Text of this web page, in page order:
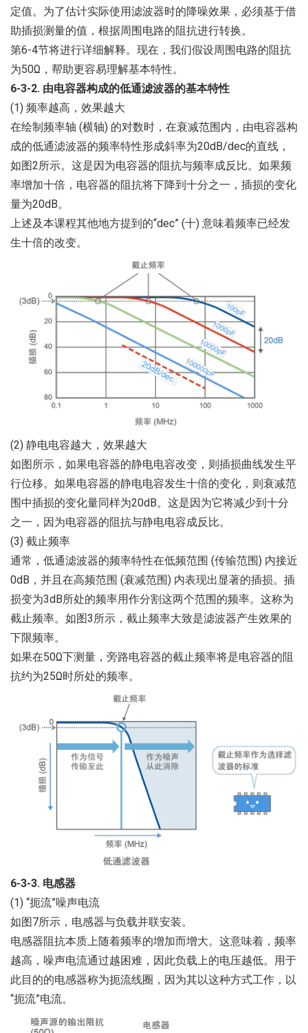
定值。为了估计实际使用滤波器时的降噪效果，必须基于借
助插损测量的值，根据周围电路的阻抗进行转换。
第6-4节将进行详细解释。现在，我们假设周围电路的阻抗
为50Ω，帮助更容易理解基本特性。
6-3-2. 由电容器构成的低通滤波器的基本特性
(1) 频率越高，效果越大
在绘制频率轴 (横轴) 的对数时，在衰减范围内，由电容器构
成的低通滤波器的频率特性形成斜率为20dB/dec的直线，
如图2所示。这是因为电容器的阻抗与频率成反比。如果频
率增加十倍，电容器的阻抗将下降到十分之一，插损的变化
量为20dB。
上述及本课程其他地方提到的“dec” (十) 意味着频率已经发
生十倍的改变。
(2) 静电电容越大，效果越大
如图所示，如果电容器的静电电容改变，则插损曲线发生平
行位移。如果电容器的静电电容发生十倍的变化，则衰减范
围中插损的变化量同样为20dB。这是因为它将减少到十分
之一，因为电容器的阻抗与静电电容成反比。
(3) 截止频率
通常，低通滤波器的频率特性在低频范围 (传输范围) 内接近
0dB，并且在高频范围 (衰减范围) 内表现出显著的插损。插
损变为3dB所处的频率用作分割这两个范围的频率。这称为
截止频率。如图3所示，截止频率大致是滤波器产生效果的
下限频率。
如果在50Ω下测量，旁路电容器的截止频率将是电容器的阻
抗约为25Ω时所处的频率。
6-3-3. 电感器
(1) “扼流”噪声电流
如图7所示，电感器与负载并联安装。
电感器阻抗本质上随着频率的增加而增大。这意味着，频率
越高，噪声电流通过越困难，因此负载上的电压越低。用于
此目的的电感器称为扼流线圈，因为其以这种方式工作，以
“扼流”电流。